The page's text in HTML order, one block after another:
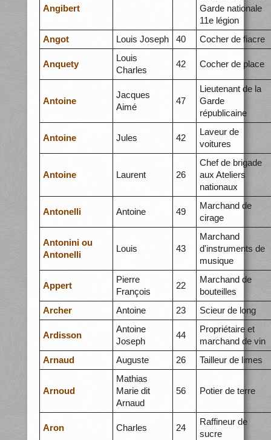
Angibert
Garde nationale
11e légion
Angot
Louis Joseph 40 Cocher de fiacre
Anquety
Louis
Charles
42 Cocher de place
Antoine
Jacques
Aimé
47
Lieutenant de la
Garde
républicaine
Antoine Jules 42
Laveur de
voitures
Antoine Laurent 26
Chef de brigade
aux Ateliers
nationaux
Antonelli Antoine 49
Marchand de
cirage
Antonini ou
Antonelli
Louis 43
Marchand
d'instruments de
musique
Appert
Pierre
François
22
Marchand de
bouteilles
Archer
Antoine 23 Scieur de long
Ardisson
Antoine
Joseph
44
Propriétaire et
marchand de vin
Arnaud
Auguste 26 Tailleur de limes
Arnoud
Mathias
Marie dit
Arnaud
56 Potier de terre
Aron Charles 24
Raffineur de
sucre